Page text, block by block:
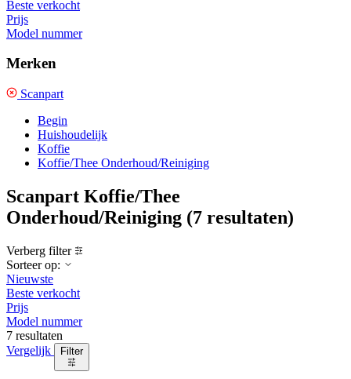
Beste verkocht
Prijs
Model nummer
Merken
Scanpart
Begin
Huishoudelijk
Koffie
Koffie/Thee Onderhoud/Reiniging
Scanpart Koffie/Thee
Onderhoud/Reiniging (7 resultaten)
Verberg filter
Sorteer op:
Nieuwste
Beste verkocht
Prijs
Model nummer
7 resultaten
Vergelijk
Filter